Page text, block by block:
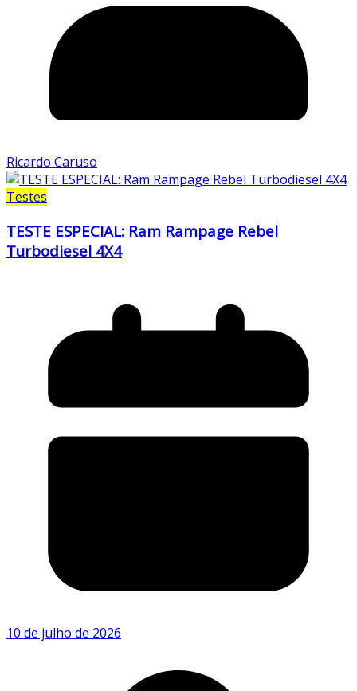
Ricardo Caruso
Testes
TESTE ESPECIAL: Ram Rampage Rebel
Turbodiesel 4X4
10 de julho de 2026